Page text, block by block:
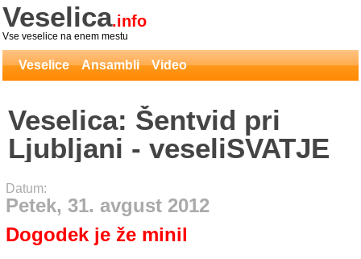
Veselica.info
Vse veselice na enem mestu
Veselice Ansambli Video
Veselica: Šentvid pri
Ljubljani - veseliSVATJE
Datum:
Petek, 31. avgust 2012
Dogodek je že minil